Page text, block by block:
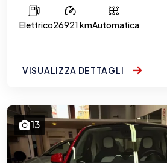
Elettrico26921 kmAutomatica
VISUALIZZA DETTAGLI
13